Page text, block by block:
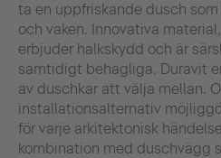
ta en uppfriskande dusch
och vaken. Innovativa
erbjuder halkskydd och är
samtidigt behagliga. Duravit
av duschkar att välja mellan.
installationsalternativ
för varje arkitektonisk
kombination med duschvägg